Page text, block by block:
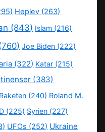
Heplev (263)
(843) Islam (216)
Joe Biden (222)
(322) Katar (215)
(383)
Raketen (240) Roland M.
(225) Syrien (227)
UFOs (252) Ukraine